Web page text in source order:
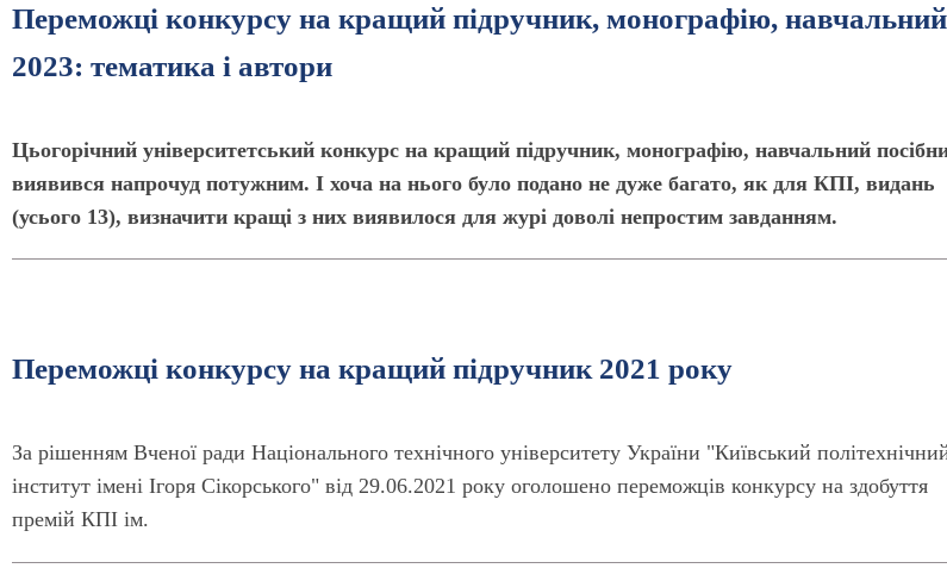
Переможці конкурсу на кращий підручник, монографію, навчальний
2023: тематика і автори
Цьогорічний університетський конкурс на кращий підручник, монографію, навчальний
виявився напрочуд потужним. І хоча на нього було подано не дуже багато, як для КПІ, видань
(усього 13), визначити кращі з них виявилося для журі доволі непростим завданням.
Переможці конкурсу на кращий підручник 2021 року
За рішенням Вченої ради Національного технічного університету України "Київський
інститут імені Ігоря Сікорського" від 29.06.2021 року оголошено переможців конкурсу на здобуття
премій КПІ ім.